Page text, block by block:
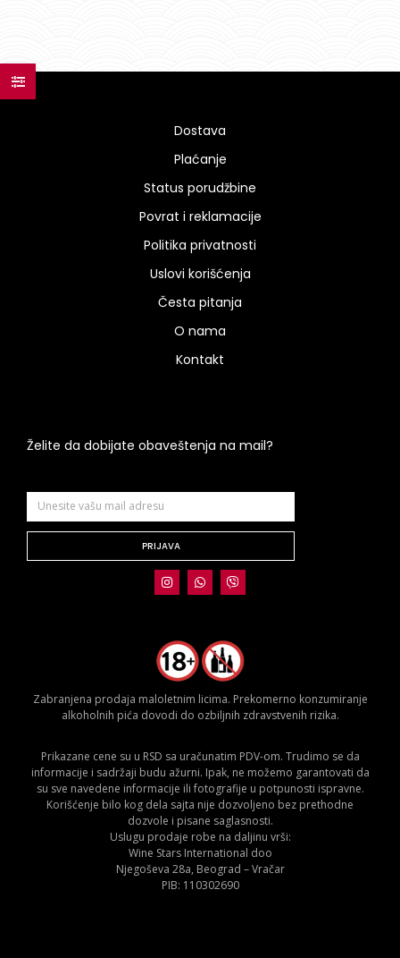
Dostava
Plaćanje
Status porudžbine
Povrat i reklamacije
Politika privatnosti
Uslovi korišćenja
Česta pitanja
O nama
Kontakt
Želite da dobijate obaveštenja na mail?
PRIJAVA
Zabranjena prodaja maloletnim licima. Prekomerno konzumiranje
alkoholnih pića dovodi do ozbiljnih zdravstvenih rizika.
Prikazane cene su u RSD sa uračunatim PDV-om. Trudimo se da
informacije i sadržaji budu ažurni. Ipak, ne možemo garantovati da
su sve navedene informacije ili fotografije u potpunosti ispravne.
Korišćenje bilo kog dela sajta nije dozvoljeno bez prethodne
dozvole i pisane saglasnosti.
Uslugu prodaje robe na daljinu vrši:
Wine Stars International doo
Njegoševa 28a, Beograd – Vračar
PIB: 110302690